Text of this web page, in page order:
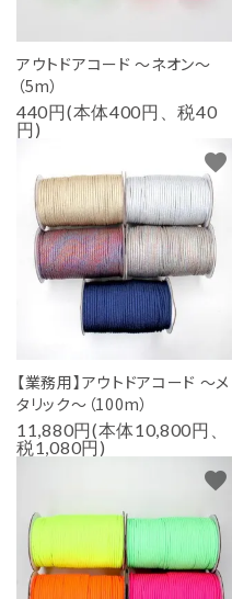
アウトドアコード ～ネオン～
（5m）
440円(本体400円、税40
円)
【業務用】アウトドアコード ～メ
タリック～（100m）
11,880円(本体10,800円、
税1,080円)
favorite
favorite